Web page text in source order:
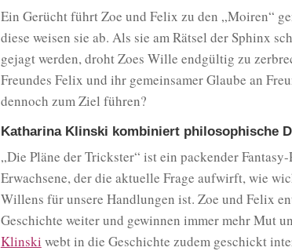
Ein Gerücht führt Zoe und Felix zu den „Moiren“
diese weisen sie ab. Als sie am Rätsel der Sphinx
gejagt werden, droht Zoes Wille endgültig zu
Freundes Felix und ihr gemeinsamer Glaube an
dennoch zum Ziel führen?
Katharina Klinski kombiniert philosophische
„Die Pläne der Trickster“ ist ein packender
Erwachsene, der die aktuelle Frage aufwirft, wie
Willens für unsere Handlungen ist. Zoe und Felix
Geschichte weiter und gewinnen immer mehr Mut
Klinski webt in die Geschichte zudem geschickt